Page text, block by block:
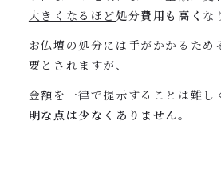
大きくなるほど処分費用も高く な
お仏壇の処分には手がかかるため
要とされますが、
金額を一律で提示することは難し
明な点は少なくありません。